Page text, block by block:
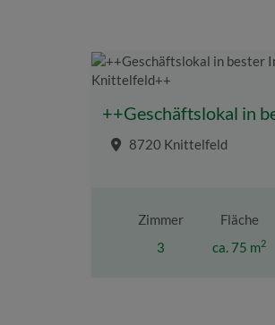
8720 Knittelfeld
Zimmer
3
Fläche
ca. 75 m2